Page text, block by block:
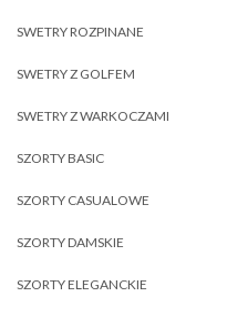
SWETRY ROZPINANE
SWETRY Z GOLFEM
SWETRY Z WARKOCZAMI
SZORTY BASIC
SZORTY CASUALOWE
SZORTY DAMSKIE
SZORTY ELEGANCKIE